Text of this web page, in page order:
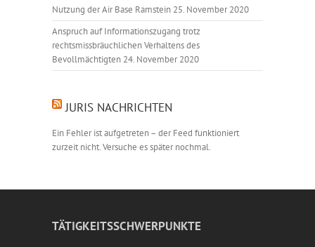
Nutzung der Air Base Ramstein 25. November 2020
Anspruch auf Informationszugang trotz
rechtsmissbräuchlichen Verhaltens des
Bevollmächtigten 24. November 2020
JURIS NACHRICHTEN
Ein Fehler ist aufgetreten – der Feed funktioniert
zurzeit nicht. Versuche es später nochmal.
TÄTIGKEITSSCHWERPUNKTE